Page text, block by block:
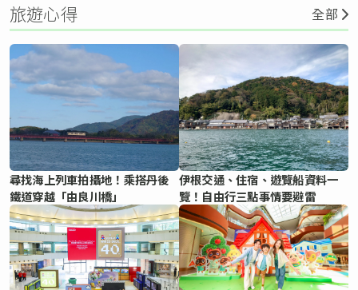
旅遊心得 全部
尋找海上列車拍攝地！乘搭丹後
鐵道穿越「由良川橋」
伊根交通、住宿、遊覽船資料一
覽！自由行三點事情要避雷